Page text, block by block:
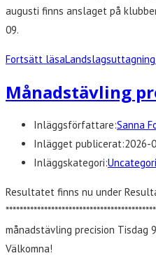
augusti finns anslaget på
09.
Fortsätt läsa
Månadstävling
Inläggsförfattare:Sanna
Inlägget publicerat:2026-
Inläggskategori:
Resultatet finns nu under
månadstävling precision Tisdag
Välkomna!